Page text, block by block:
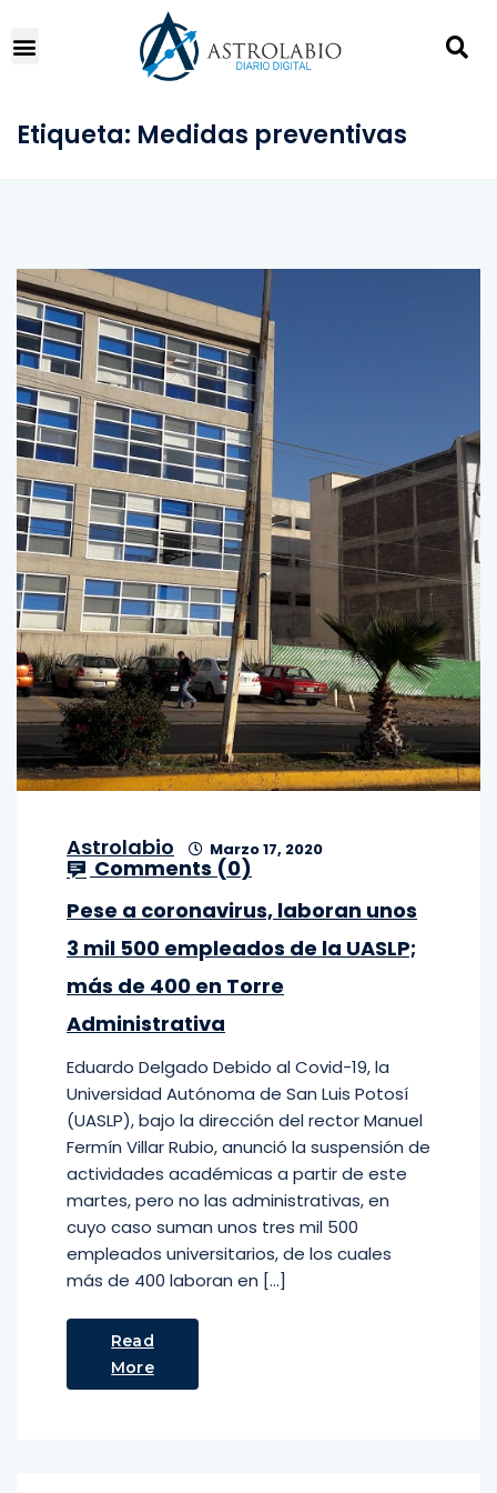
Etiqueta: Medidas preventivas
Astrolabio Marzo 17, 2020
Comments (0)
Pese a coronavirus, laboran unos
3 mil 500 empleados de la UASLP;
más de 400 en Torre
Administrativa
Eduardo Delgado Debido al Covid-19, la
Universidad Autónoma de San Luis Potosí
(UASLP), bajo la dirección del rector Manuel
Fermín Villar Rubio, anunció la suspensión de
actividades académicas a partir de este
martes, pero no las administrativas, en
cuyo caso suman unos tres mil 500
empleados universitarios, de los cuales
más de 400 laboran en […]
Read
More